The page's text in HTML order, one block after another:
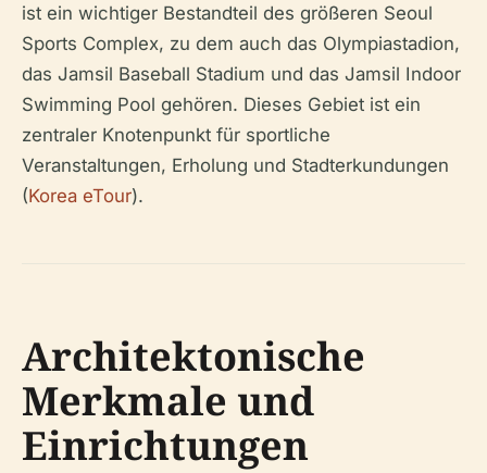
ist ein wichtiger Bestandteil des größeren Seoul
Sports Complex, zu dem auch das Olympiastadion,
das Jamsil Baseball Stadium und das Jamsil Indoor
Swimming Pool gehören. Dieses Gebiet ist ein
zentraler Knotenpunkt für sportliche
Veranstaltungen, Erholung und Stadterkundungen
(Korea eTour).
Architektonische
Merkmale und
Einrichtungen